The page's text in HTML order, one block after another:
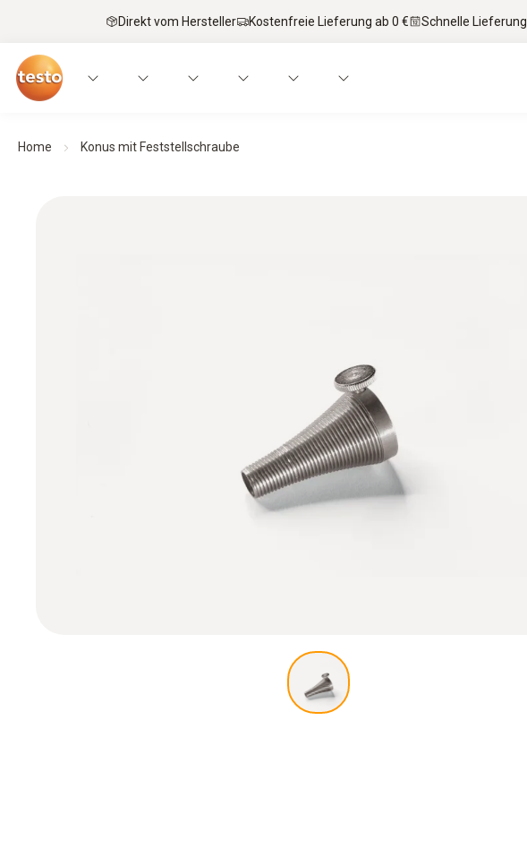
Direkt vom Hersteller Kostenfreie Lieferung ab 0 € Schnelle Lieferung
Home Konus mit Feststellschraube